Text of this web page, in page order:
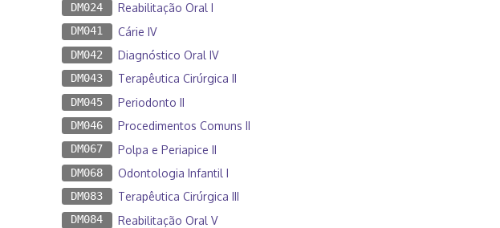
DM024 Reabilitação Oral I
DM041 Cárie IV
DM042 Diagnóstico Oral IV
DM043 Terapêutica Cirúrgica II
DM045 Periodonto II
DM046 Procedimentos Comuns II
DM067 Polpa e Periapice II
DM068 Odontologia Infantil I
DM083 Terapêutica Cirúrgica III
DM084 Reabilitação Oral V